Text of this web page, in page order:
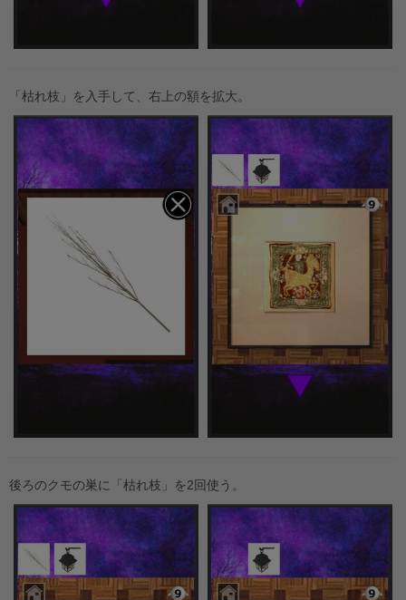
「枯れ枝」を入手して、右上の額を拡大。
後ろのクモの巣に「枯れ枝」を2回使う。